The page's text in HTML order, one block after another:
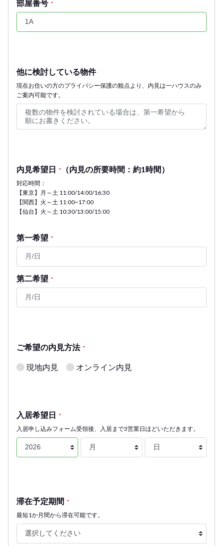
部屋番号 *
他に検討している物件
現在お住いの方のプライバシー保護の観点より、内見は一ハウスのみ
ご案内可能です。
内見希望日 * （内見の所要時間：約1時間）
対応時間：
【東京】月～土 11:00/14:00/16:30
【関西】火～土 11:00~17:00
【仙台】火～土 10:30/13:00/15:00
第一希望 *
第二希望 *
ご希望の内見方法 *
現地内見 オンライン内見
入居希望日 *
入居申し込みフォーム受領後、入居まで3営業日ほどいただきます。
滞在予定期間 *
最短1か月間から滞在可能です。